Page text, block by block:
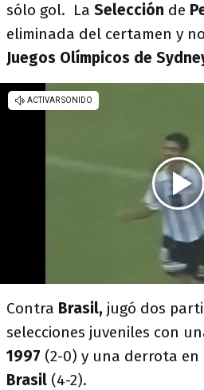
sólo gol. La Selección de
eliminada del certamen y
Juegos Olímpicos de
Contra Brasil, jugó dos
selecciones juveniles con
1997 (2-0) y una derrota en
Brasil (4-2).